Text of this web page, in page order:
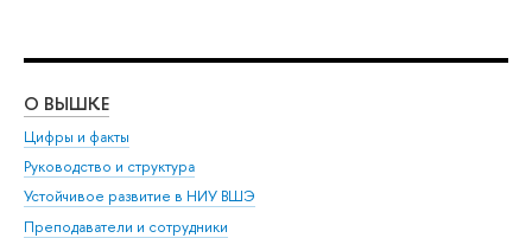
О ВЫШКЕ
Цифры и факты
Руководство и структура
Устойчивое развитие в НИУ ВШЭ
Преподаватели и сотрудники